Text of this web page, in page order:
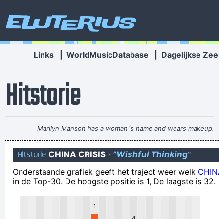
Eluterius
Links WorldMusicDatabase Dagelijkse
Hitstorie
Marilyn Manson has a woman´s name and wears makeup.
How original.~ Alice Cooper
In welke stad city?
Maar als bazenbeffer wil jij de achtergrond van dat
parasietendom natuurlijk buiten beeld houden?
je geen van beiden mee brengt blijf je voor altijd in de
Hitstorie CHINA CRISIS - "Wishful Thinking"
Onderstaande grafiek geeft het traject weer welk
in de Top-30. De hoogste positie is 1, De laagste is 32.
1